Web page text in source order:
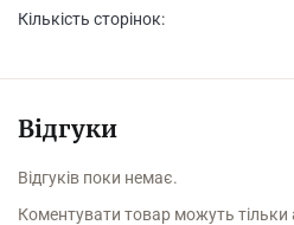
Кількість сторінок:
Відгуки
Відгуків поки немає.
Коментувати товар можуть тільки